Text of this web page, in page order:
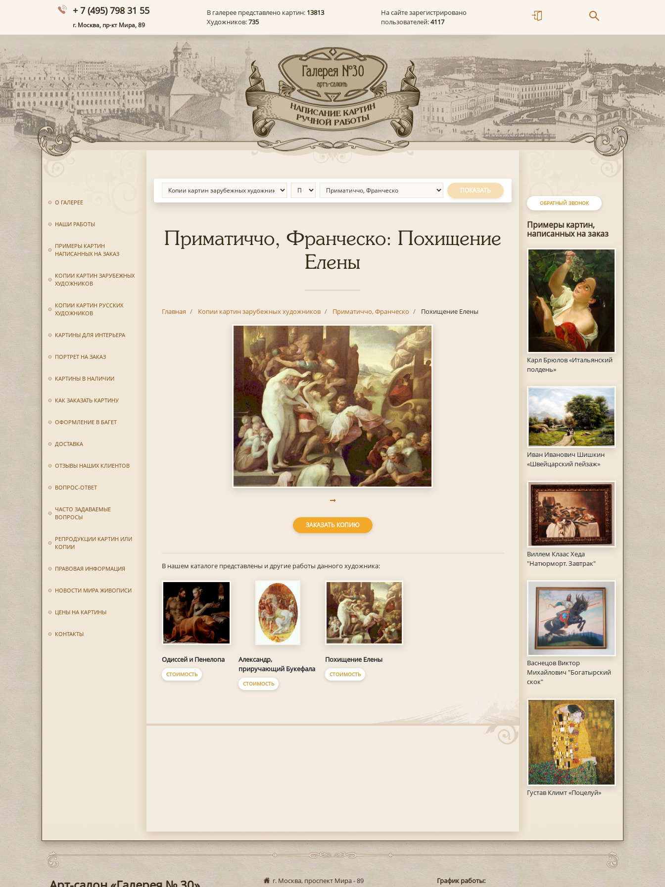
+ 7 (495) 798 31 55
г. Москва, пр-кт Мира, 89
В галерее представлено картин: 13813
Художников:735
На сайте зарегистрировано
пользователей:4117
О ГАЛЕРЕЕ
НАШИ РАБОТЫ
ПРИМЕРЫ КАРТИН
НАПИСАННЫХ НА ЗАКАЗ
КОПИИ КАРТИН ЗАРУБЕЖНЫХ
ХУДОЖНИКОВ
КОПИИ КАРТИН РУССКИХ
ХУДОЖНИКОВ
КАРТИНЫ ДЛЯ ИНТЕРЬЕРА
ПОРТРЕТ НА ЗАКАЗ
КАРТИНЫ В НАЛИЧИИ
КАК ЗАКАЗАТЬ КАРТИНУ
ОФОРМЛЕНИЕ В БАГЕТ
ДОСТАВКА
ОТЗЫВЫ НАШИХ КЛИЕНТОВ
ВОПРОС-ОТВЕТ
ЧАСТО ЗАДАВАЕМЫЕ
ВОПРОСЫ
РЕПРОДУКЦИИ КАРТИН ИЛИ
КОПИИ
ПРАВОВАЯ ИНФОРМАЦИЯ
НОВОСТИ МИРА ЖИВОПИСИ
ЦЕНЫ НА КАРТИНЫ
КОНТАКТЫ
ОБРАТНЫЙ ЗВОНОК
Примеры картин,
написанных на заказ
Карл Брюлов «Итальянский
полдень»
Иван Иванович Шишкин
«Швейцарский пейзаж»
Виллем Клаас Хеда
"Натюрморт. Завтрак"
Васнецов Виктор
Михайлович "Богатырский
скок"
Густав Климт «Поцелуй»
ПОКАЗАТЬ
Приматиччо, Франческо: Похищение
Елены
Главная Копии картин зарубежных художников Приматиччо, Франческо Похищение Елены
ЗАКАЗАТЬ КОПИЮ
В нашем каталоге представлены и другие работы данного художника:
Одиссей и Пенелопа
СТОИМОСТЬ
Александр,
приручающий Букефала
СТОИМОСТЬ
Похищение Елены
СТОИМОСТЬ
г. Москва, проспект Мира - 89
График работы: